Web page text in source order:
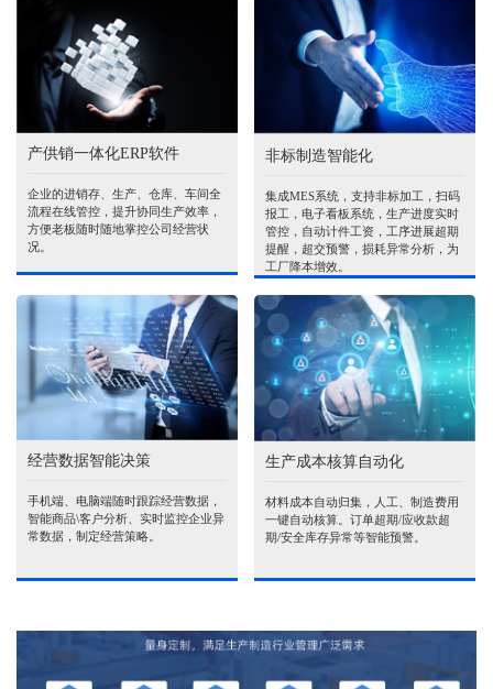
产供销一体化ERP软件
企业的进销存、生产、仓库、车间全
流程在线管控，提升协同生产效率，
方便老板随时随地掌控公司经营状
况。
非标制造智能化
集成MES系统，支持非标加工，扫码
报工，电子看板系统，生产进度实时
管控，自动计件工资，工序进展超期
提醒，超交预警，损耗异常分析，为
工厂降本增效。
经营数据智能决策
手机端、电脑端随时跟踪经营数据，
智能商品\客户分析、实时监控企业异
常数据，制定经营策略。
生产成本核算自动化
材料成本自动归集，人工、制造费用
一键自动核算。订单超期/应收款超
期/安全库存异常等智能预警。